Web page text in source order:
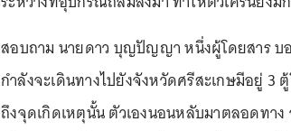
สอบถาม นายดาว บุญปัญญา หนึ่งผู้โดยสาร บ
กำลังจะเดินทางไปยังจังหวัดศรีสะเกษมีอยู่ 3
ถึงจุดเกิดเหตุนั้น ตัวเองนอนหลับมาตลอดทา